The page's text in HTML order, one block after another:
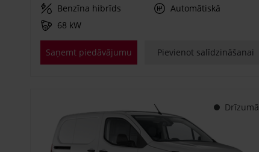
Benzīna hibrīds
Automātiskā
68 kW
Saņemt piedāvājumu Pievienot salīdzināšanai
Drīzumā